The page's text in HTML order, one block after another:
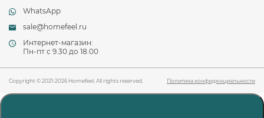
WhatsApp
sale@homefeel.ru
Интернет-магазин:
Пн-пт c 9.30 до 18.00
Copyright © 2021-2026 Homefeel. All rights reserved. Политика конфиденциальности